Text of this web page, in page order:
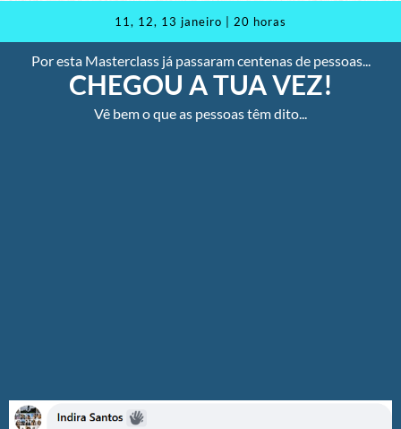
11, 12, 13 janeiro | 20 horas
Por esta Masterclass já passaram centenas de pessoas...
CHEGOU A TUA VEZ!
Vê bem o que as pessoas têm dito...